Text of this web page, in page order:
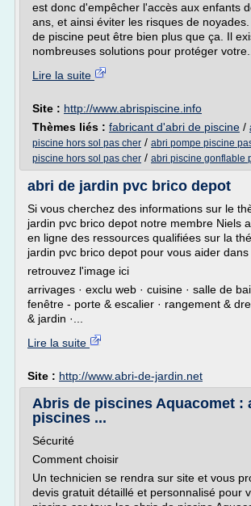
est donc d'empêcher l'accès aux enfants
ans, et ainsi éviter les risques de
de piscine peut être bien plus que ça. Il
nombreuses solutions pour protéger votre...
Lire la suite
Site : http://www.abrispiscine.info
Thèmes liés : fabricant d'abri de piscine /
piscine hors sol pas cher / abri pompe piscine
piscine hors sol pas cher / abri piscine gonflable
abri de jardin pvc brico depot
Si vous cherchez des informations sur le
jardin pvc brico depot notre membre Niels
en ligne des ressources qualifiées sur la
jardin pvc brico depot pour vous aider dans
retrouvez l'image ici
arrivages · exclu web · cuisine · salle de
fenêtre - porte & escalier · rangement &
& jardin ·...
Lire la suite
Site : http://www.abri-de-jardin.net
Abris de piscines Aquacomet :
piscines ...
Sécurité
Comment choisir
Un technicien se rendra sur site et vous
devis gratuit détaillé et personnalisé pour